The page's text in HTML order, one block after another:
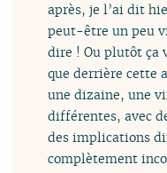
après, je l’ai dit
peut-être un peu
dire ! Ou plutôt ça
que derrière cette
une dizaine, une
différentes, avec
des implications
complètement